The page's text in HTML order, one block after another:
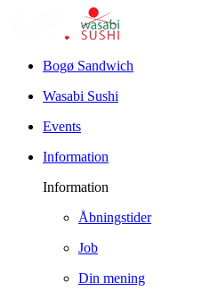
Bogø Sandwich
Wasabi Sushi
Events
Information
Information
Åbningstider
Job
Din mening